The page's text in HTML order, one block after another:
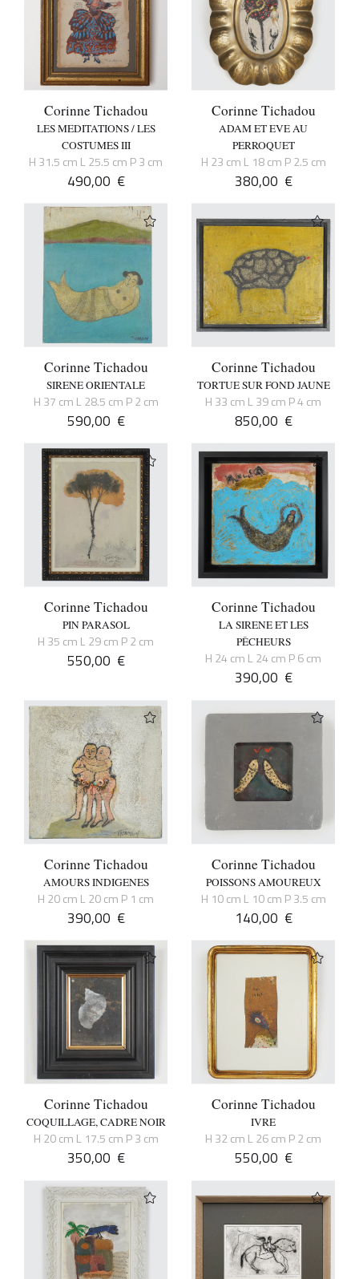
Corinne Tichadou
LES MEDITATIONS / LES
COSTUMES III
H 31.5 cm L 25.5 cm P 3 cm
490,00 €
Corinne Tichadou
ADAM ET EVE AU
PERROQUET
H 23 cm L 18 cm P 2.5 cm
380,00 €
Corinne Tichadou
SIRENE ORIENTALE
H 37 cm L 28.5 cm P 2 cm
590,00 €
Corinne Tichadou
TORTUE SUR FOND JAUNE
H 33 cm L 39 cm P 4 cm
850,00 €
Corinne Tichadou
PIN PARASOL
H 35 cm L 29 cm P 2 cm
550,00 €
Corinne Tichadou
LA SIRENE ET LES
PÊCHEURS
H 24 cm L 24 cm P 6 cm
390,00 €
Corinne Tichadou
AMOURS INDIGENES
H 20 cm L 20 cm P 1 cm
390,00 €
Corinne Tichadou
POISSONS AMOUREUX
H 10 cm L 10 cm P 3.5 cm
140,00 €
Corinne Tichadou
COQUILLAGE, CADRE NOIR
H 20 cm L 17.5 cm P 3 cm
350,00 €
Corinne Tichadou
IVRE
H 32 cm L 26 cm P 2 cm
550,00 €